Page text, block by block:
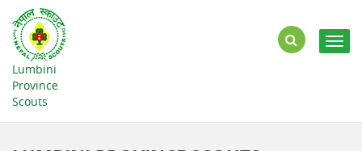
Lumbini
Province
Scouts